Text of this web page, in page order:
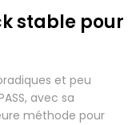
stable pour
et peu
avec sa
méthode pour